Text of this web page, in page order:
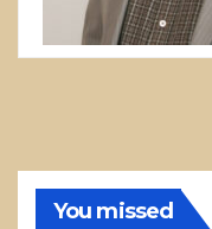
You missed